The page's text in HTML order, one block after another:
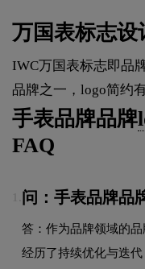
万国表标志设
IWC万国表标志即品
品牌之一，logo简约有
手表品牌品牌
FAQ
问：手表品牌品
答：作为品牌领域的
经历了持续优化与迭